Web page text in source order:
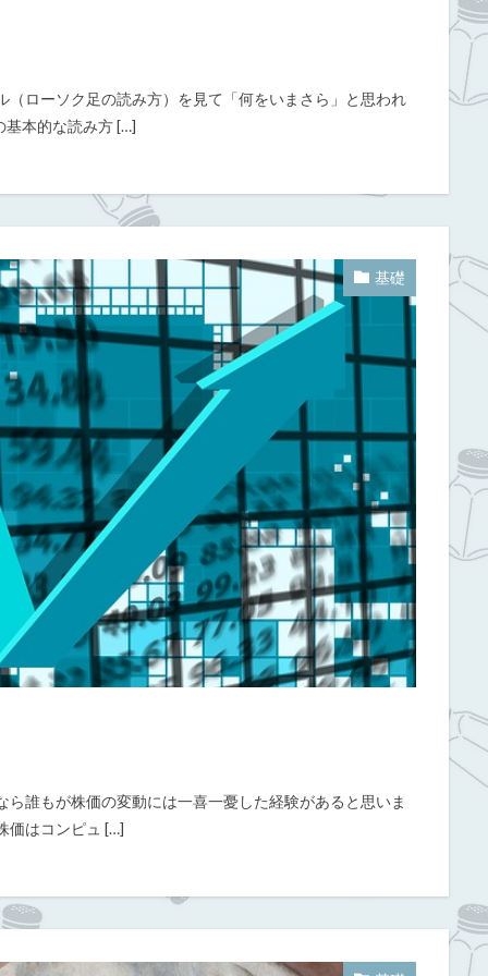
ローソク足の読み方）を見て「何をいまさら」と思われ
基本的な読み方 […]
基礎
誰もが株価の変動には一喜一憂した経験があると思いま
価はコンピュ […]